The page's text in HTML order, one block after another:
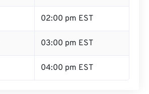
02:00 pm EST
03:00 pm EST
04:00 pm EST